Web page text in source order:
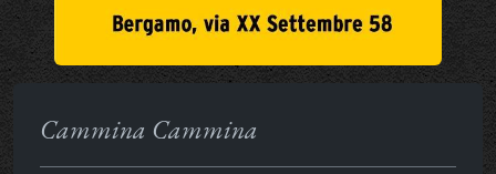
Cammina Cammina